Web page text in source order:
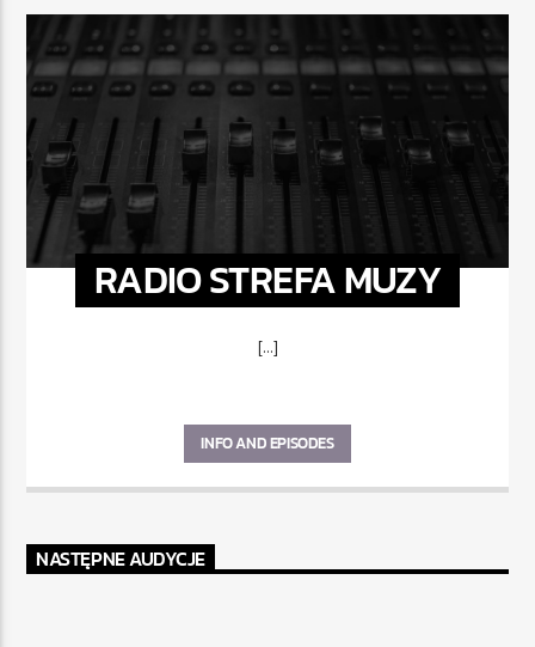
RADIO STREFA MUZY
[...]
INFO AND EPISODES
NASTĘPNE AUDYCJE